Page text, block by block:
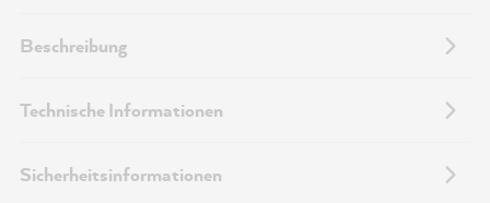
Beschreibung
Technische Informationen
Sicherheitsinformationen